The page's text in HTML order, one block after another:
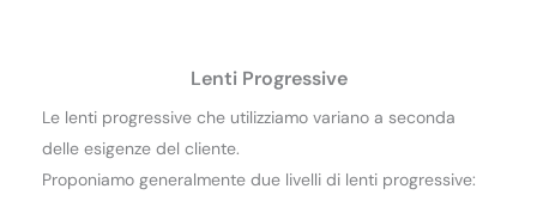
Lenti Progressive
Le lenti progressive che utilizziamo variano a seconda
delle esigenze del cliente.
Proponiamo generalmente due livelli di lenti progressive: